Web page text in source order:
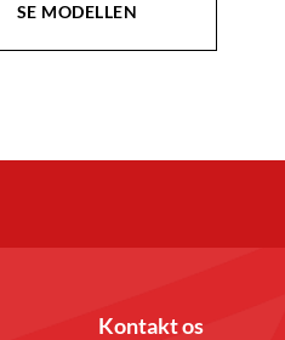
SE MODELLEN
Kontakt os